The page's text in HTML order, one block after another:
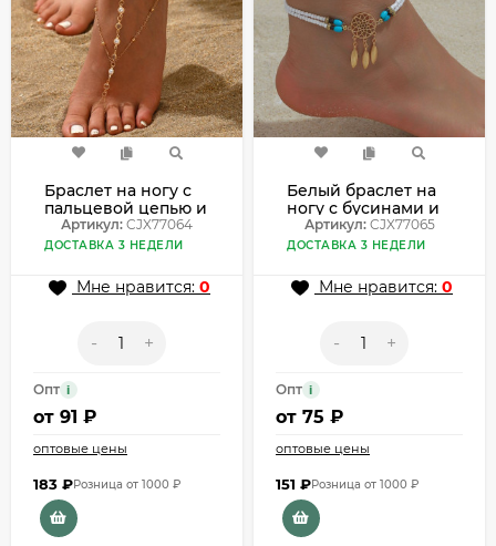
Браслет на ногу с
пальцевой цепью и
жемчугом со
стразами CJX77064
Артикул: CJX77064
ДОСТАВКА 3 НЕДЕЛИ
Мне нравится: 0
- +
Опт i
от 91 ₽
оптовые цены
183 ₽Розница от 1000 ₽
Белый браслет на
ногу с бусинами и
кистями в стиле
ретро бохо
Артикул:CJX77065
ДОСТАВКА 3 НЕДЕЛИ
Мне нравится: 0
- +
Опт i
от 75 ₽
оптовые цены
151 ₽Розница от 1000 ₽